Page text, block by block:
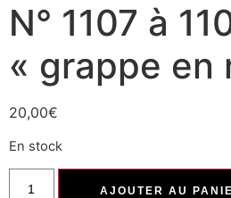
N° 1107 à
« grappe en
20,00€
En stock
AJOUTER AU